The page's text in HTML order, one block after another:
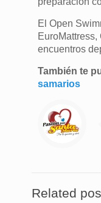
El Open
encuentros
También te
samarios
Related